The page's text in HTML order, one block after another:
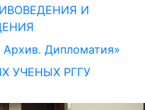
И
Дипломатия»
УЧЕНЫХ РГГУ